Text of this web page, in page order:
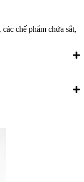
chế phẩm chứa sắt,